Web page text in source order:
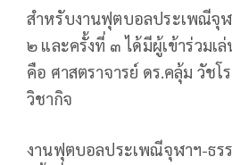
สำหรับงานฟุตบอลประเพณีจุฬ
๒ และครั้งที่ ๓ ได้มีผู้เข้าร่วมเ
คือ ศาสตราจารย์ ดร.คลุ้ม วัช
วิชากิจ
งานฟุตบอลประเพณีจุฬาฯ-ธร